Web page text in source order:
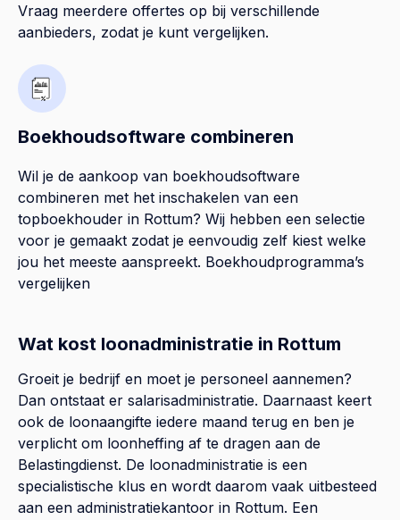
Vraag meerdere offertes op bij verschillende
aanbieders, zodat je kunt vergelijken.
Boekhoudsoftware combineren
Wil je de aankoop van boekhoudsoftware
combineren met het inschakelen van een
topboekhouder in Rottum? Wij hebben een selectie
voor je gemaakt zodat je eenvoudig zelf kiest welke
jou het meeste aanspreekt. Boekhoudprogramma’s
vergelijken
Wat kost loonadministratie in Rottum
Groeit je bedrijf en moet je personeel aannemen?
Dan ontstaat er salarisadministratie. Daarnaast keert
ook de loonaangifte iedere maand terug en ben je
verplicht om loonheffing af te dragen aan de
Belastingdienst. De loonadministratie is een
specialistische klus en wordt daarom vaak uitbesteed
aan een administratiekantoor in Rottum. Een